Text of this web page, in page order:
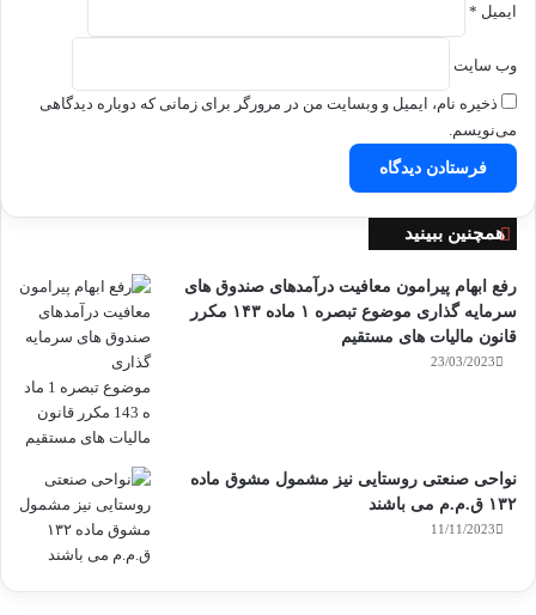
ایمیل *
وب‌ سایت
ذخیره نام، ایمیل و وبسایت من در مرورگر برای زمانی که دوباره دیدگاهی
می‌نویسم.
همچنین ببینید
بستن
رفع ابهام پیرامون معافیت درآمدهای صندوق های
سرمایه گذاری موضوع تبصره ۱ ماده ۱۴۳ مکرر
قانون مالیات های مستقیم
23/03/2023
نواحی صنعتی روستایی نیز مشمول مشوق ماده
۱۳۲ ق.م.م می باشند
11/11/2023